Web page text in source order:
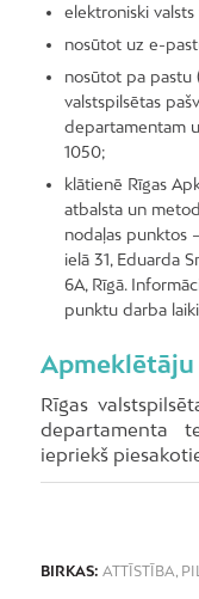
elektroniski
nosūtot uz e-
nosūtot pa pastu
valstspilsētas
departamentam
1050;
klātienē Rīgas
atbalsta un
nodaļas punktos
ielā 31, Eduarda
6A, Rīgā.
punktu darba
Rīgas
departamenta
iepriekš
BIRKAS: ATTĪSTĪBA,